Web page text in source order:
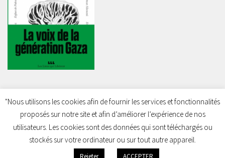
Charleroi Pour la Palestine © 2026. Tous droits réservés.
"Nous utilisons les cookies afin de fournir les services et fonctionnalités
proposés sur notre site et afin d’améliorer l’expérience de nos
utilisateurs. Les cookies sont des données qui sont téléchargés ou
stockés sur votre ordinateur ou sur tout autre appareil.
Rejeter ACCEPTER